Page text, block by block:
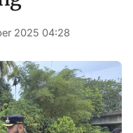
2025 04:28